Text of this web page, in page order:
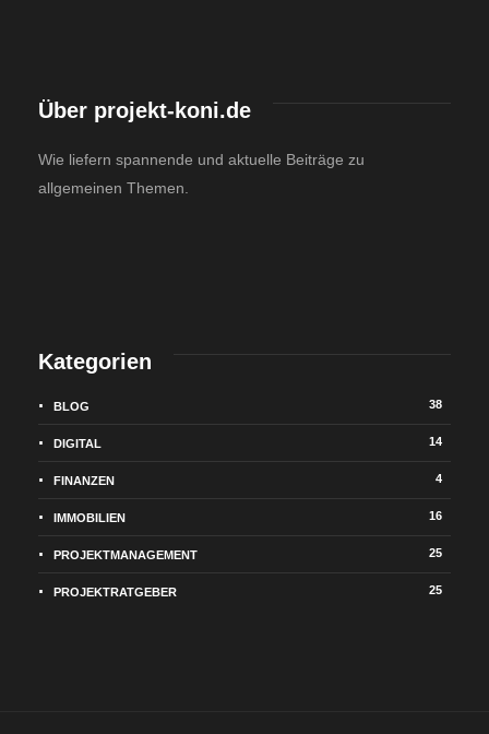
Über projekt-koni.de
Wie liefern spannende und aktuelle Beiträge zu
allgemeinen Themen.
Kategorien
BLOG 38
DIGITAL 14
FINANZEN 4
IMMOBILIEN 16
PROJEKTMANAGEMENT 25
PROJEKTRATGEBER 25